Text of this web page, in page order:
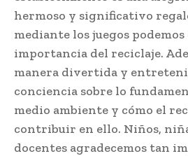
hermoso y significativo
mediante los juegos
importancia del reciclaje.
manera divertida y
conciencia sobre lo
medio ambiente y cómo el
contribuir en ello. Niños,
docentes agradecemos tan